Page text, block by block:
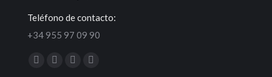
Teléfono de contacto:
+34 955 97 09 90
Encuéntranos en: